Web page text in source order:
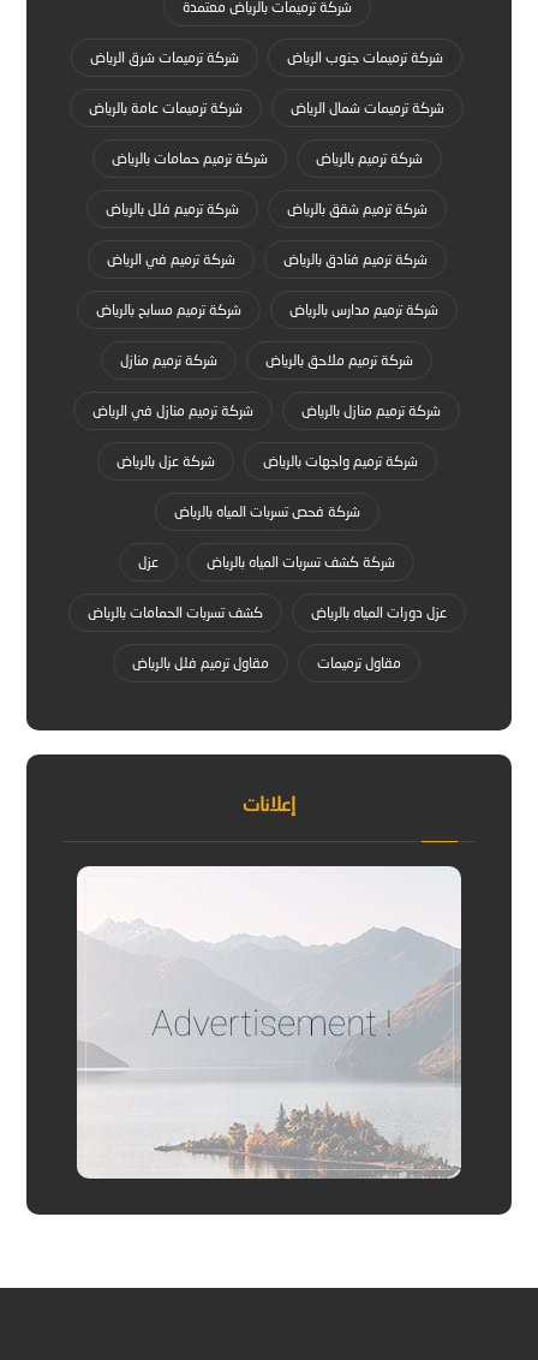
شركة ترميمات بالرياض معتمدة
شركة ترميمات جنوب الرياض شركة ترميمات شرق الرياض
شركة ترميمات شمال الرياض شركة ترميمات عامة بالرياض
شركة ترميم بالرياض شركة ترميم حمامات بالرياض
شركة ترميم شقق بالرياض شركة ترميم فلل بالرياض
شركة ترميم فنادق بالرياض شركة ترميم في الرياض
شركة ترميم مدارس بالرياض شركة ترميم مسابح بالرياض
شركة ترميم ملاحق بالرياض شركة ترميم منازل
شركة ترميم منازل بالرياض شركة ترميم منازل في الرياض
شركة ترميم واجهات بالرياض شركة عزل بالرياض
شركة فحص تسربات المياه بالرياض
شركة كشف تسربات المياه بالرياض عزل
عزل دورات المياه بالرياض كشف تسربات الحمامات بالرياض
مقاول ترميمات مقاول ترميم فلل بالرياض
إعلانات